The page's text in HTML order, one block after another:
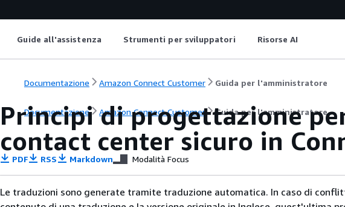
Guide all'assistenza Strumenti per sviluppatori Risorse AI
Documentazione Amazon Connect Customer Guida per l'amministratore
Documentazione Amazon Connect Customer Guida per l'amministratore
Principi di progettazione
contact center sicuro in
PDF RSS Markdown Modalità Focus
Le traduzioni sono generate tramite traduzione automatica. In caso di